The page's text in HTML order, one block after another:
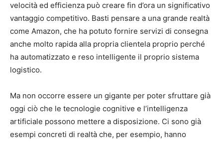
velocità ed efficienza può creare fin d’ora un significativo
vantaggio competitivo. Basti pensare a una grande realtà
come Amazon, che ha potuto fornire servizi di consegna
anche molto rapida alla propria clientela proprio perché
ha automatizzato e reso intelligente il proprio sistema
logistico.
Ma non occorre essere un gigante per poter sfruttare già
oggi ciò che le tecnologie cognitive e l’intelligenza
artificiale possono mettere a disposizione. Ci sono già
esempi concreti di realtà che, per esempio, hanno